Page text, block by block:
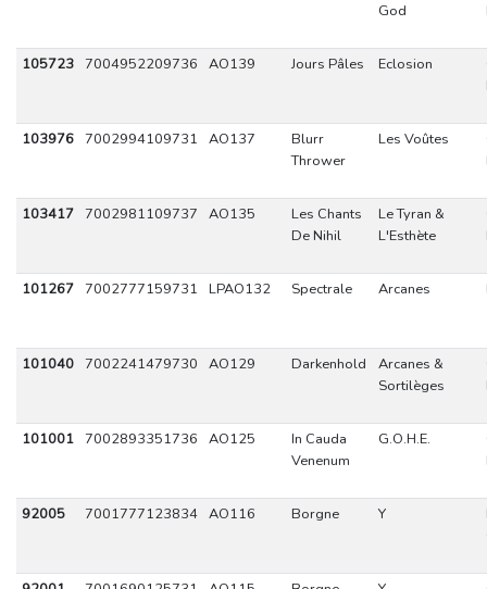
God
105723 7004952209736 AO139 Jours Pâles Eclosion
103976 7002994109731 AO137
Blurr
Thrower
Les Voûtes
103417 7002981109737 AO135
Les Chants
De Nihil
Le Tyran &
L'Esthète
101267 7002777159731 LPAO132 Spectrale Arcanes
101040 7002241479730 AO129 Darkenhold
Arcanes &
Sortilèges
101001 7002893351736 AO125
In Cauda
Venenum
G.O.H.E.
92005 7001777123834 AO116 Borgne Y